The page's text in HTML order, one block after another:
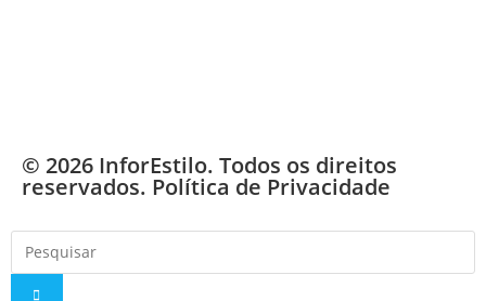
© 2026 InforEstilo. Todos os direitos
reservados. Política de Privacidade